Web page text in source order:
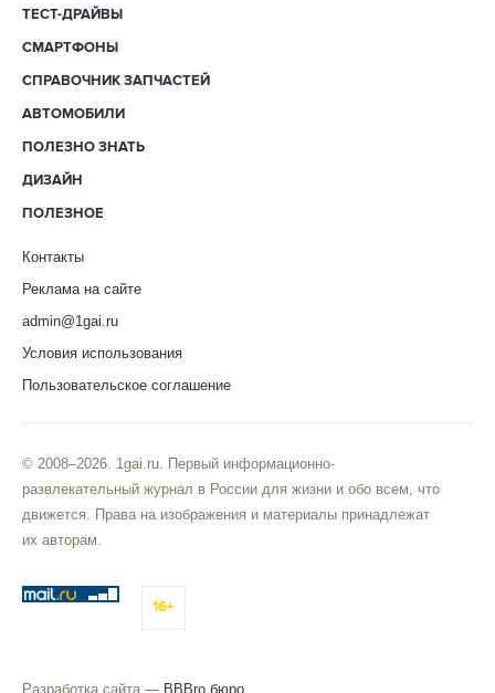
ТЕСТ-ДРАЙВЫ
СМАРТФОНЫ
СПРАВОЧНИК ЗАПЧАСТЕЙ
АВТОМОБИЛИ
ПОЛЕЗНО ЗНАТЬ
ДИЗАЙН
ПОЛЕЗНОЕ
Контакты
Реклама на сайте
admin@1gai.ru
Условия использования
Пользовательское соглашение
© 2008–2026. 1gai.ru. Первый информационно-
развлекательный журнал в России для жизни и обо всем, что
движется. Права на изображения и материалы принадлежат
их авторам.
16+
Разработка сайта — BBBro бюро